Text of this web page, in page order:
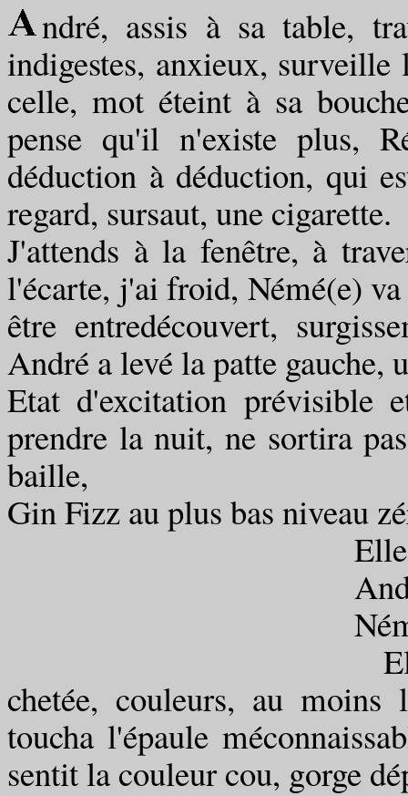
ndré, assis à sa table,
indigestes, anxieux, surveille
celle, mot éteint à sa
pense qu'il n'existe plus,
déduction à déduction, qui
regard, sursaut, une cigarette.
J'attends à la fenêtre, à
l'écarte, j'ai froid, Némé(e)
être entredécouvert,
André a levé la patte gauche,
Etat d'excitation prévisible
prendre la nuit, ne sortira
baille,
Gin Fizz au plus bas niveau
Elle
André
Némée
Elle enleva son
chetée, couleurs, au
toucha l'épaule
sentit la couleur cou, gorge